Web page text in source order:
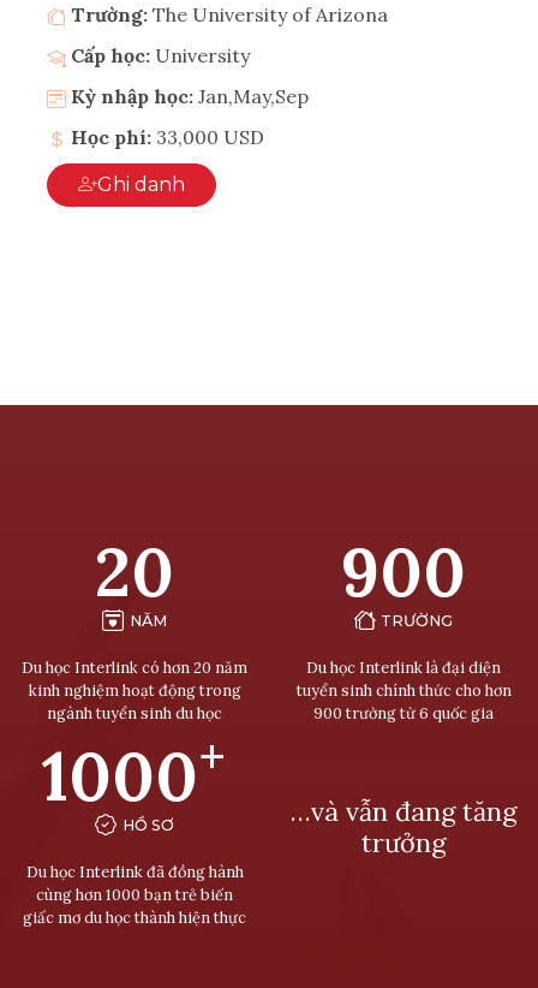
Trường: The University of Arizona
Cấp học: University
Kỳ nhập học: Jan,May,Sep
Học phí: 33,000 USD
Ghi danh
20
NĂM
Du học Interlink có hơn 20 năm
kinh nghiệm hoạt động trong
ngành tuyển sinh du học
900
TRƯỜNG
Du học Interlink là đại diện
tuyển sinh chính thức cho hơn
900 trường từ 6 quốc gia
1000+
HỒ SƠ
Du học Interlink đã đồng hành
cùng hơn 1000 bạn trẻ biến
giấc mơ du học thành hiện thực
…và vẫn đang tăng
trưởng